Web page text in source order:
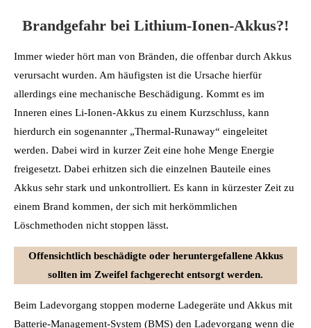
Brandgefahr bei Lithium-Ionen-Akkus?!
Immer wieder hört man von Bränden, die offenbar durch Akkus
verursacht wurden. Am häufigsten ist die Ursache hierfür
allerdings eine mechanische Beschädigung. Kommt es im
Inneren eines Li-Ionen-Akkus zu einem Kurzschluss, kann
hierdurch ein sogenannter „Thermal-Runaway“ eingeleitet
werden. Dabei wird in kurzer Zeit eine hohe Menge Energie
freigesetzt. Dabei erhitzen sich die einzelnen Bauteile eines
Akkus sehr stark und unkontrolliert. Es kann in kürzester Zeit zu
einem Brand kommen, der sich mit herkömmlichen
Löschmethoden nicht stoppen lässt.
Offensichtlich beschädigte oder heruntergefallene Akkus
sollten im Zweifel fachgerecht entsorgt werden.
Beim Ladevorgang stoppen moderne Ladegeräte und Akkus mit
Batterie-Management-System (BMS) den Ladevorgang wenn die